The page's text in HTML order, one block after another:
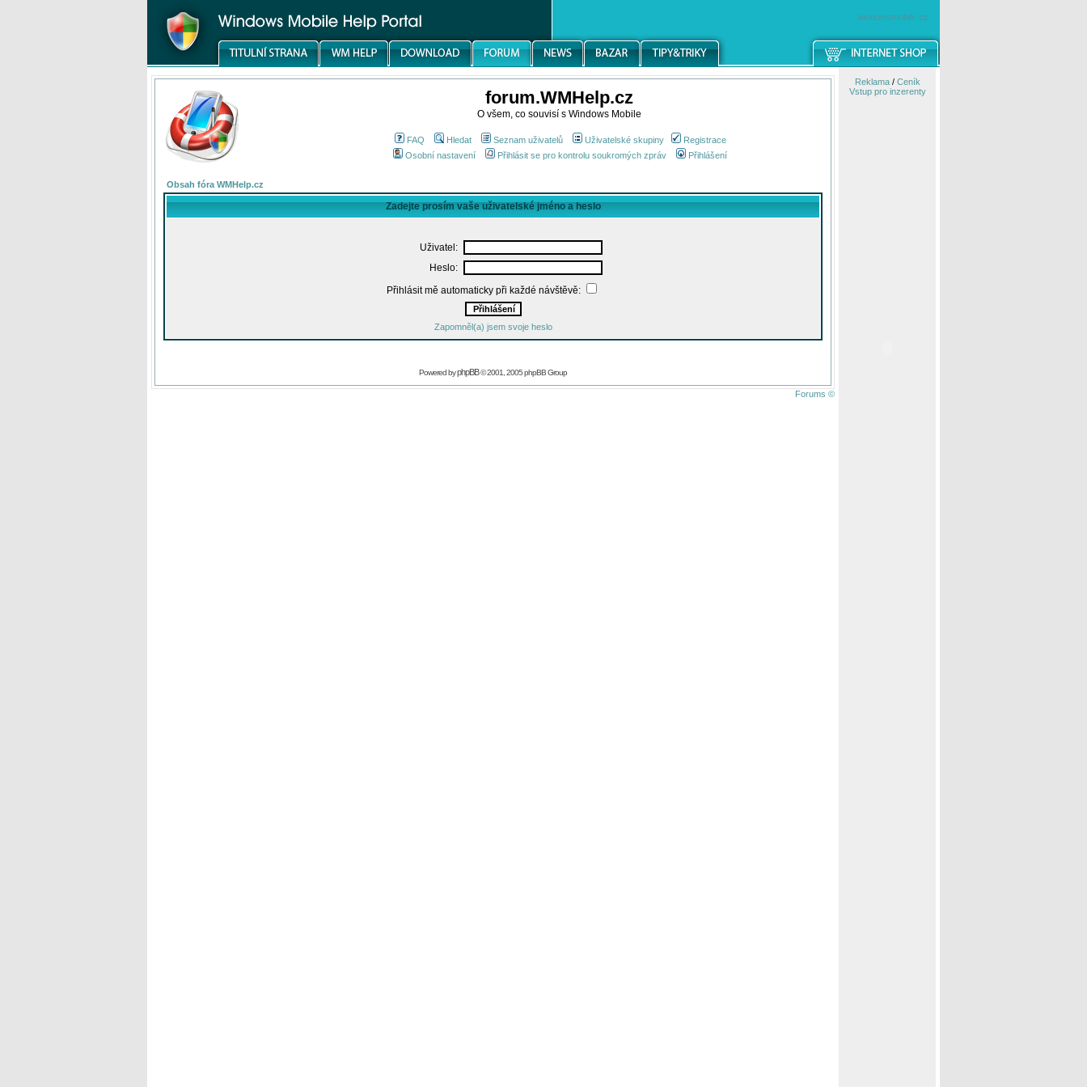
windowsmobile.cz
forum.WMHelp.cz
O všem, co souvisí s Windows Mobile
FAQ Hledat Seznam uživatelů Uživatelské skupiny
Registrace
Osobní nastavení
Přihlásit se pro kontrolu soukromých zpráv Přihlášení
Obsah fóra WMHelp.cz
Zadejte prosím vaše uživatelské jméno a heslo
Uživatel:
Heslo:
Přihlásit mě automaticky při každé návštěvě:
Zapomněl(a) jsem svoje heslo
Powered byphpBB© 2001, 2005 phpBB Group
Forums ©
Reklama/ Ceník
Vstup pro inzerenty